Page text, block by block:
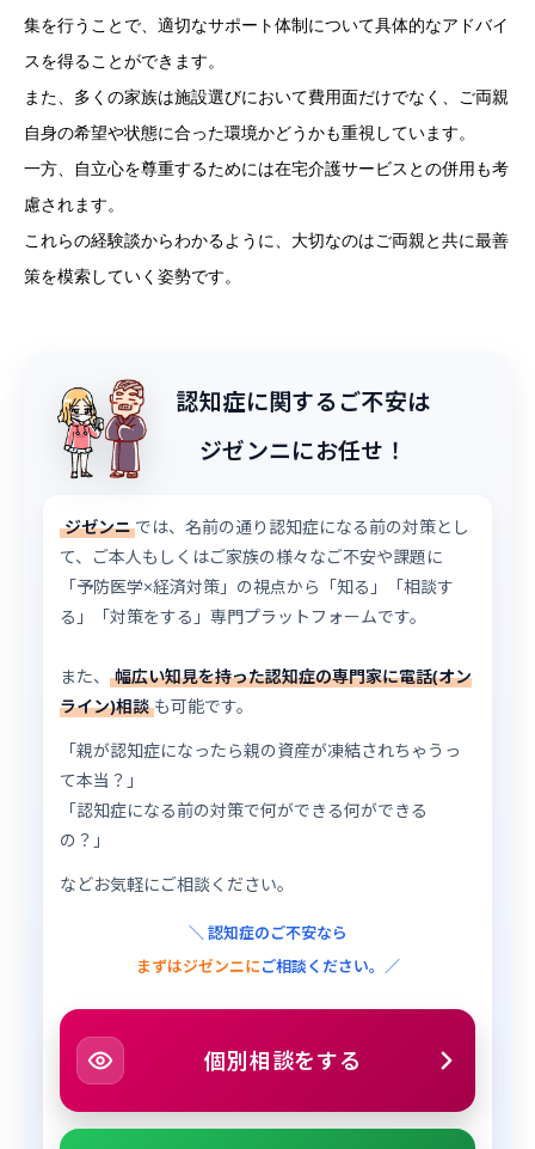
集を行うことで、適切なサポート体制について具体的なアドバイ
スを得ることができます。
また、多くの家族は施設選びにおいて費用面だけでなく、ご両親
自身の希望や状態に合った環境かどうかも重視しています。
一方、自立心を尊重するためには在宅介護サービスとの併用も考
慮されます。
これらの経験談からわかるように、大切なのはご両親と共に最善
策を模索していく姿勢です。
認知症に関するご不安は
ジゼンニにお任せ！
ジゼンニ では、名前の通り認知症になる前の対策とし
て、ご本人もしくはご家族の様々なご不安や課題に
「予防医学×経済対策」の視点から「知る」「相談す
る」「対策をする」専門プラットフォームです。
また、
幅広い知見を持った認知症の専門家に電話(オン
ライン)相談も可能です。
「親が認知症になったら親の資産が凍結されちゃうっ
て本当？」
「認知症になる前の対策で何ができる何ができる
の？」
などお気軽にご相談ください。
＼ 認知症のご不安なら
まずはジゼンニにご相談ください。／
個別相談をする